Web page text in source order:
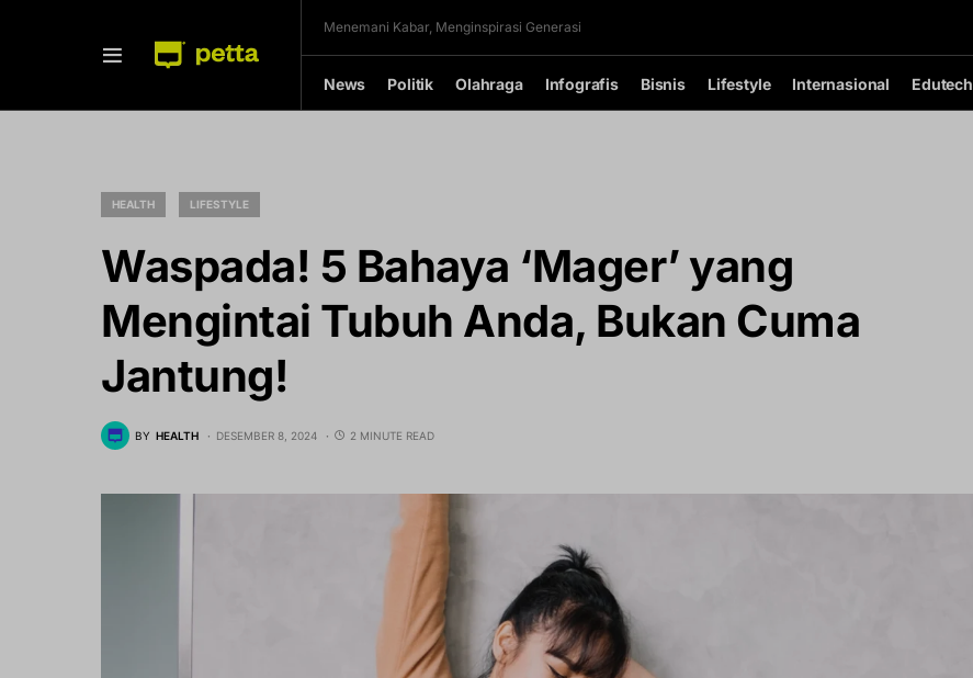
Menemani Kabar, Menginspirasi Generasi
News Politik Olahraga Infografis Bisnis Lifestyle Internasional Edutech
HEALTH LIFESTYLE
Waspada! 5 Bahaya ‘Mager’ yang
Mengintai Tubuh Anda, Bukan Cuma
Jantung!
BY HEALTH DESEMBER 8, 2024 2 MINUTE READ